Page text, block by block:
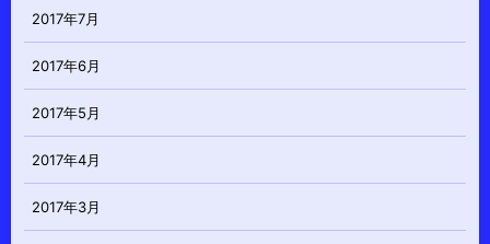
2017年7月
2017年6月
2017年5月
2017年4月
2017年3月